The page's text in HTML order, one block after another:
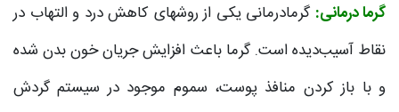
گرما درمانی:
گرمادرمانی یکی از روش‎های کاهش درد و التهاب در
نقاط آسیب‌دیده است. گرما باعث افزایش جریان خون بدن شده
و با باز کردن منافذ پوست، سموم موجود در سیستم گردش